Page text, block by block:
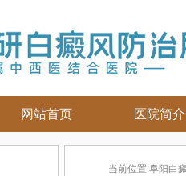
网站首页 医院简介
当前位置:阜阳白